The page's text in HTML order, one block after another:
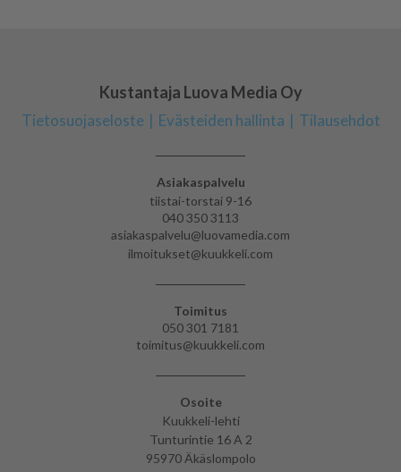
Kustantaja Luova Media Oy
Tietosuojaseloste Evästeiden hallinta Tilausehdot
Asiakaspalvelu
tiistai-torstai 9-16
040 350 3113
asiakaspalvelu@luovamedia.com
ilmoitukset@kuukkeli.com
Toimitus
050 301 7181
toimitus@kuukkeli.com
Osoite
Kuukkeli-lehti
Tunturintie 16 A 2
95970 Äkäslompolo